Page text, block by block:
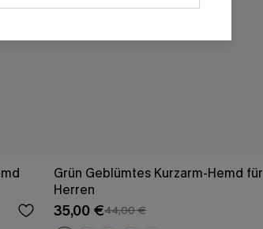
Grün Geblümtes Kurzarm-Hemd für
Herren
35,00 €44,00 €